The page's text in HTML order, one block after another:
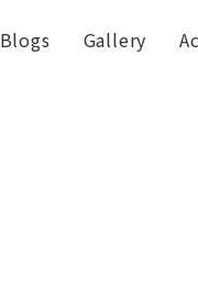
Blogs Gallery